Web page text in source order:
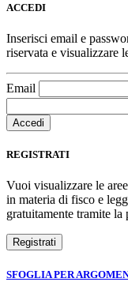
ACCEDI
Inserisci email e
riservata e visualizzare
Email
REGISTRATI
Vuoi visualizzare le
in materia di fisco e
gratuitamente tramite
SFOGLIA PER